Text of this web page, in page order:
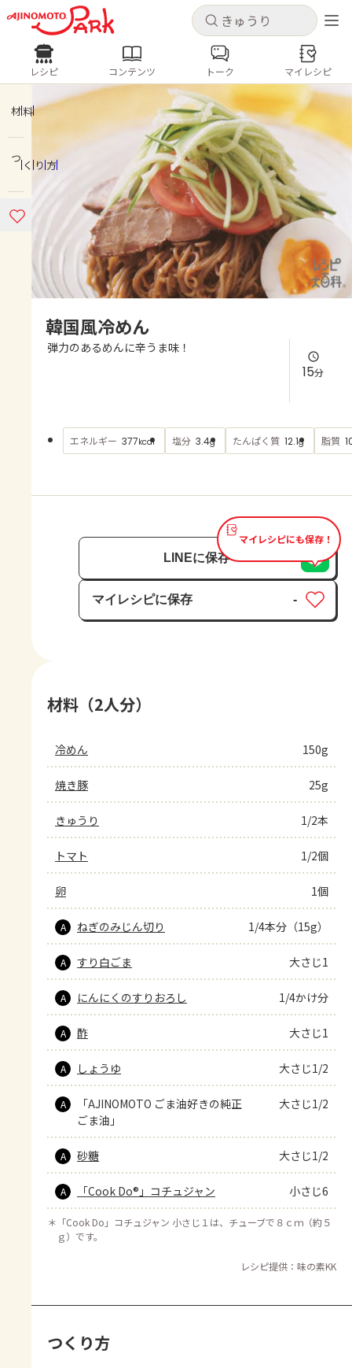
キャンセル
ログインするとレシピを保存できます
新規登録
ホーム
コンテンツ
レシピ
よくあるお問い合わせ
AJINOMOTO PARK とは
キャンセル
レシピ コンテンツ
人気の食材・レシピ
きゅうり なす トマト
とうもろこし
ピーマン
みょうが ゴーヤ
レシピ コンテンツ トーク マイレシピ
材料
つくり方
韓国風冷めん
弾力のあるめんに辛うま味！
15分
エネルギー 377kcal 塩分 3.4g たんぱく質 12.1g 脂質
マイレシピにも保存！
LINEに保存
マイレシピに保存
保存済み
-
材料（2人分）
冷めん 150g
焼き豚 25g
きゅうり 1/2本
トマト 1/2個
卵 1個
A ねぎのみじん切り 1/4本分（15g）
A すり白ごま 大さじ1
A にんにくのすりおろし 1/4かけ分
A 酢 大さじ1
A しょうゆ 大さじ1/2
A
「AJINOMOTO ごま油好きの純正
ごま油」
大さじ1/2
A 砂糖 大さじ1/2
A 「Cook Do®」コチュジャン 小さじ6
＊ 「Cook Do」コチュジャン 小さじ１は、チューブで８ｃｍ（約５
ｇ）です。
レシピ提供：味の素KK
つくり方